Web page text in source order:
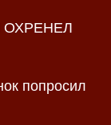
ОХРЕНЕЛ
попросил